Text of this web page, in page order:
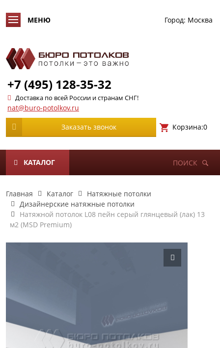
Город: Москва
+7 (495) 128-35-32
Доставка по всей России и странам СНГ!
nat@buro-potolkov.ru
Заказать звонок Корзина:0
КАТАЛОГ ПОИСК
Главная Каталог
Натяжные потолки
Дизайнерские натяжные потолки
Натяжной потолок L08 пейн серый глянцевый (лак) 13
м2 (MSD Premium)